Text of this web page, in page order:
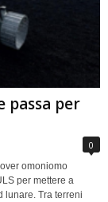
passa per
0
omoniomo
per mettere a
lunare. Tra terreni